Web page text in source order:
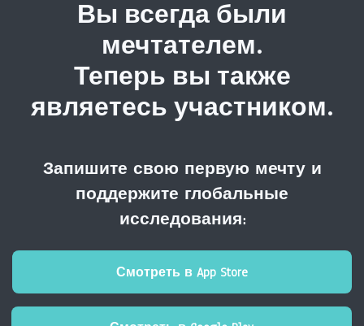
Вы всегда были
мечтателем.
Теперь вы также
являетесь участником.
Запишите свою первую мечту и
поддержите глобальные
исследования:
Смотреть в App Store